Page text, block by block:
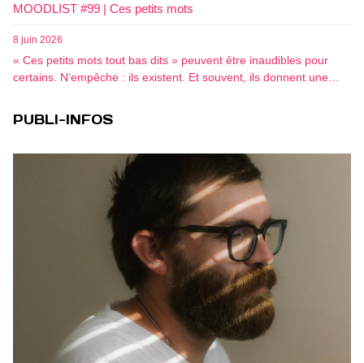
MOODLIST #99 | Ces petits mots
8 juin 2026
« Ces petits mots tout bas dits » peuvent être inaudibles pour
certains. N’empêche : ils existent. Et souvent, ils donnent une…
PUBLI-INFOS